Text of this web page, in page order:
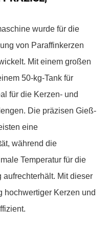
wurde für die
von Paraffinkerzen
Mit einem großen
50-kg-Tank für
für die Kerzen- und
Die präzisen Gieß-
eine
während die
Temperatur für die
Mit dieser
hochwertiger Kerzen und